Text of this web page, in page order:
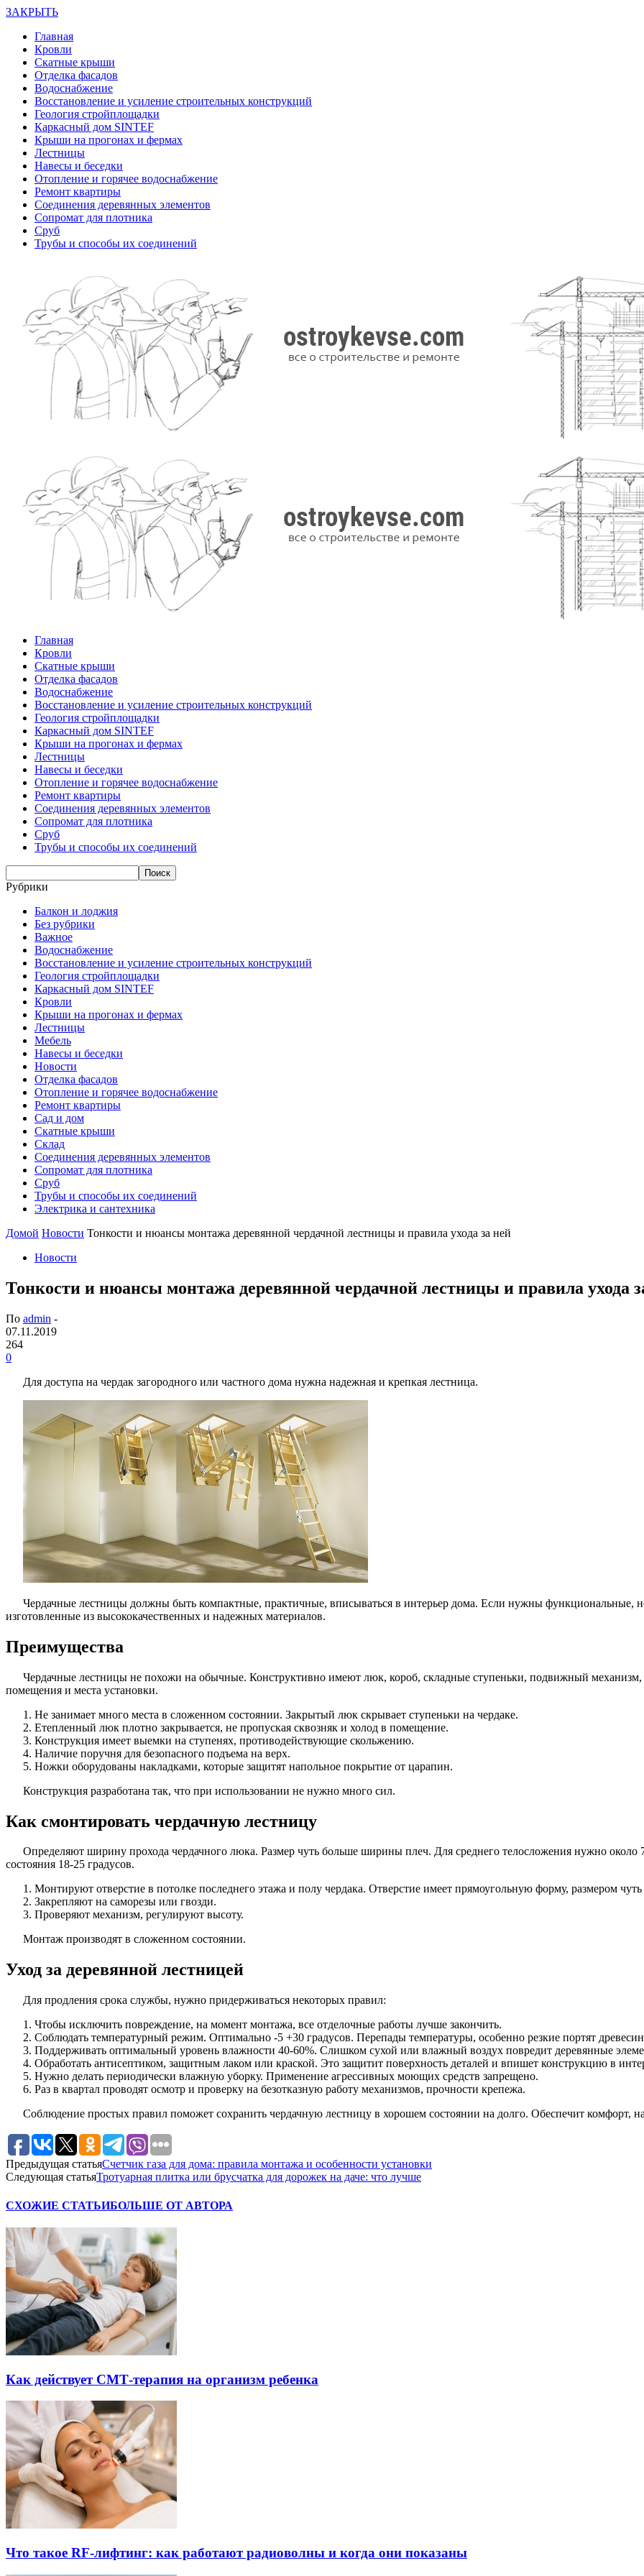
ЗАКРЫТЬ
Главная
Кровли
Скатные крыши
Отделка фасадов
Водоснабжение
Восстановление и усиление строительных конструкций
Геология стройплощадки
Каркасный дом SINTEF
Крыши на прогонах и фермах
Лестницы
Навесы и беседки
Отопление и горячее водоснабжение
Ремонт квартиры
Соединения деревянных элементов
Сопромат для плотника
Сруб
Трубы и способы их соединений
Главная
Кровли
Скатные крыши
Отделка фасадов
Водоснабжение
Восстановление и усиление строительных конструкций
Геология стройплощадки
Каркасный дом SINTEF
Крыши на прогонах и фермах
Лестницы
Навесы и беседки
Отопление и горячее водоснабжение
Ремонт квартиры
Соединения деревянных элементов
Сопромат для плотника
Сруб
Трубы и способы их соединений
Рубрики
Балкон и лоджия
Без рубрики
Важное
Водоснабжение
Восстановление и усиление строительных конструкций
Геология стройплощадки
Каркасный дом SINTEF
Кровли
Крыши на прогонах и фермах
Лестницы
Мебель
Навесы и беседки
Новости
Отделка фасадов
Отопление и горячее водоснабжение
Ремонт квартиры
Сад и дом
Скатные крыши
Склад
Соединения деревянных элементов
Сопромат для плотника
Сруб
Трубы и способы их соединений
Электрика и сантехника
Домой Новости Тонкости и нюансы монтажа деревянной чердачной лестницы и правила ухода за ней
Новости
Тонкости и нюансы монтажа деревянной чердачной лестницы и правила ухода
По admin -
07.11.2019
264
0
Для доступа на чердак загородного или частного дома нужна надежная и крепкая лестница.
Чердачные лестницы должны быть компактные, практичные, вписываться в интерьер дома. Если нужны функциональные,
изготовленные из высококачественных и надежных материалов.
Преимущества
Чердачные лестницы не похожи на обычные. Конструктивно имеют люк, короб, складные ступеньки, подвижный
помещения и места установки.
Не занимает много места в сложенном состоянии. Закрытый люк скрывает ступеньки на чердаке.
Eтепленный люк плотно закрывается, не пропуская сквозняк и холод в помещение.
Конструкция имеет выемки на ступенях, противодействующие скольжению.
Наличие поручня для безопасного подъема на верх.
Ножки оборудованы накладками, которые защитят напольное покрытие от царапин.
Конструкция разработана так, что при использовании не нужно много сил.
Как смонтировать чердачную лестницу
Определяют ширину прохода чердачного люка. Размер чуть больше ширины плеч. Для среднего телосложения нужно около
состояния 18-25 градусов.
Монтируют отверстие в потолке последнего этажа и полу чердака. Отверстие имеет прямоугольную форму, размером
Закрепляют на саморезы или гвозди.
Проверяют механизм, регулируют высоту.
Монтаж производят в сложенном состоянии.
Уход за деревянной лестницей
Для продления срока службы, нужно придерживаться некоторых правил:
Чтобы исключить повреждение, на момент монтажа, все отделочные работы лучше закончить.
Соблюдать температурный режим. Оптимально -5 +30 градусов. Перепады температуры, особенно резкие портят
Поддерживать оптимальный уровень влажности 40-60%. Слишком сухой или влажный воздух повредит деревянные
Обработать антисептиком, защитным лаком или краской. Это защитит поверхность деталей и впишет конструкцию в
Нужно делать периодически влажную уборку. Применение агрессивных моющих средств запрещено.
Раз в квартал проводят осмотр и проверку на безотказную работу механизмов, прочности крепежа.
Соблюдение простых правил поможет сохранить чердачную лестницу в хорошем состоянии на долго. Обеспечит комфорт,
Предыдущая статьяСчетчик газа для дома: правила монтажа и особенности установки
Следующая статьяТротуарная плитка или брусчатка для дорожек на даче: что лучше
СХОЖИЕ СТАТЬИБОЛЬШЕ ОТ АВТОРА
Как действует СМТ-терапия на организм ребенка
Что такое RF-лифтинг: как работают радиоволны и когда они показаны